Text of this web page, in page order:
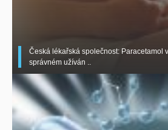
Česká lékařská společnost: Paracetamol
správném užíván ..